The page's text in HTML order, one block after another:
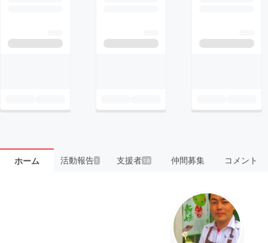
ホーム 活動報告1 支援者 18 仲間募集 コメント